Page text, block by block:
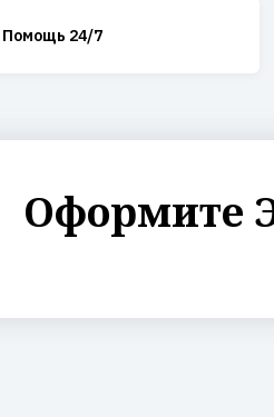
Помощь 24/7
Оформите